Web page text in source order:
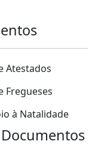
Atestados
Fregueses
à Natalidade